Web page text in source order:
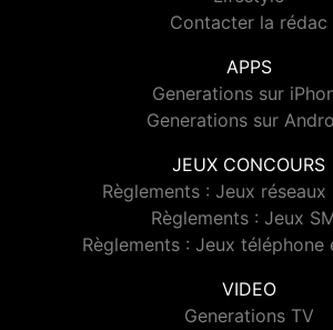
Contacter la rédac
APPS
Generations sur
Generations sur
JEUX CONCOURS
Règlements : Jeux réseaux
Règlements : Jeux
Règlements : Jeux téléphone
VIDEO
Generations TV